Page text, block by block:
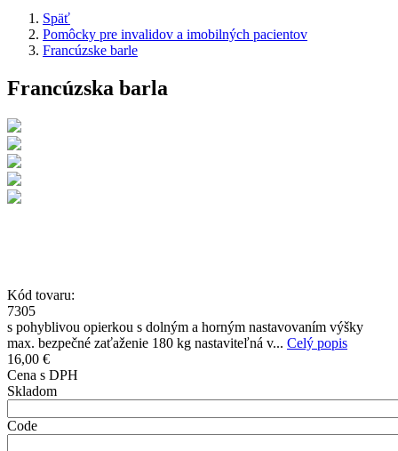
Späť
Pomôcky pre invalidov a imobilných pacientov
Francúzske barle
Francúzska barla
Kód tovaru:
7305
s pohyblivou opierkou s dolným a horným nastavovaním výšky
max. bezpečné zaťaženie 180 kg nastaviteľná v... Celý popis
16,00 €
Cena s DPH
Skladom
Code